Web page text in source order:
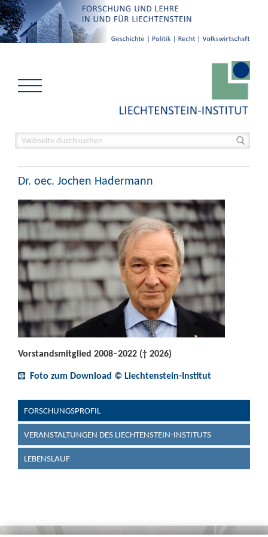
Dr. oec. Jochen Hadermann
Vorstandsmitglied 2008–2022 († 2026)
Foto zum Download © Liechtenstein-Institut
FORSCHUNGSPROFIL
VERANSTALTUNGEN DES LIECHTENSTEIN-INSTITUTS
LEBENSLAUF